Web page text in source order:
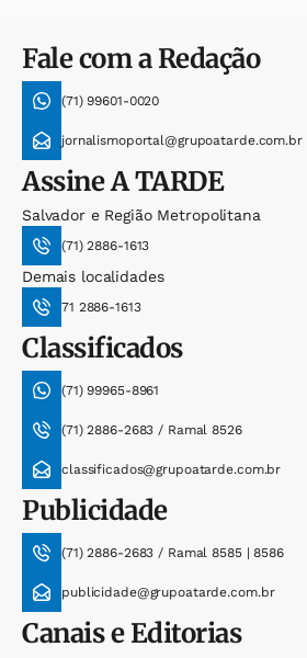
Fale com a Redação
(71) 99601-0020
jornalismoportal@grupoatarde.com.br
AssineA TARDE
Salvador e Região Metropolitana
(71) 2886-1613
Demais localidades
71 2886-1613
Classificados
(71) 99965-8961
(71) 2886-2683 / Ramal 8526
classificados@grupoatarde.com.br
Publicidade
(71) 2886-2683 / Ramal 8585 | 8586
publicidade@grupoatarde.com.br
Canais e Editorias